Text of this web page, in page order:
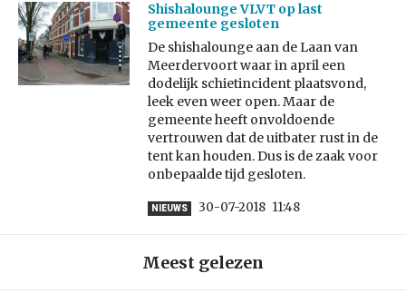
Shishalounge VLVT op last
gemeente gesloten
De shishalounge aan de Laan van
Meerdervoort waar in april een
dodelijk schietincident plaatsvond,
leek even weer open. Maar de
gemeente heeft onvoldoende
vertrouwen dat de uitbater rust in de
tent kan houden. Dus is de zaak voor
onbepaalde tijd gesloten.
NIEUWS 30-07-2018 11:48
Meest gelezen